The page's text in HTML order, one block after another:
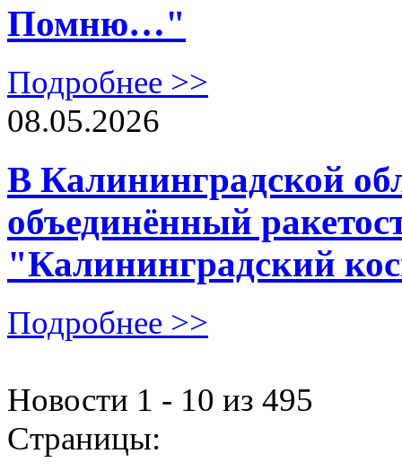
Помню…"
Подробнее >>
08.05.2026
В Калининградской
объединённый
"Калининградский
Подробнее >>
Новости 1 - 10 из 495
Страницы: